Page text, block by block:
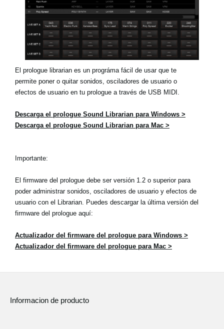
El prologue librarian es un prográma fácil de usar que te
permite poner o quitar sonidos, osciladores de usuario o
efectos de usuario en tu prologue a través de USB MIDI.
Descarga el prologue Sound Librarian para Windows >
Descarga el prologue Sound Librarian para Mac >
Importante:
El firmware del prologue debe ser versión 1.2 o superior para
poder administrar sonidos, osciladores de usuario y efectos de
usuario con el Librarian. Puedes descargar la última versión del
firmware del prologue aquí:
Actualizador del firmware del prologue para Windows >
Actualizador del firmware del prologue para Mac >
Informacion de producto